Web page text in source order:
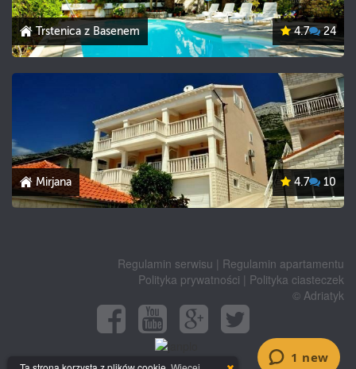
Trstenica z Basenem 4.7 24
Mirjana 4.7 10
Regulamin serwisu | Regulamin apartamentu
Polityka prywatności | Polityka ciasteczek
© Adriatyk